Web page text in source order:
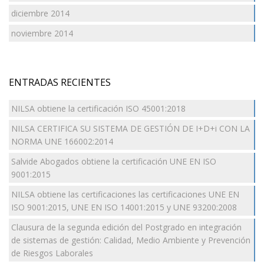
diciembre 2014
noviembre 2014
ENTRADAS RECIENTES
NILSA obtiene la certificación ISO 45001:2018
NILSA CERTIFICA SU SISTEMA DE GESTIÓN DE I+D+i CON LA
NORMA UNE 166002:2014
Salvide Abogados obtiene la certificación UNE EN ISO
9001:2015
NILSA obtiene las certificaciones las certificaciones UNE EN
ISO 9001:2015, UNE EN ISO 14001:2015 y UNE 93200:2008
Clausura de la segunda edición del Postgrado en integración
de sistemas de gestión: Calidad, Medio Ambiente y Prevención
de Riesgos Laborales